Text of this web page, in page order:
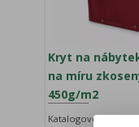
Kryt na
na míru
450g/m2
Katalogové číslo: